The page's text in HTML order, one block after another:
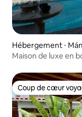
Hébergement ⋅
Maison de luxe en
Coup de cœur
Coup de cœur